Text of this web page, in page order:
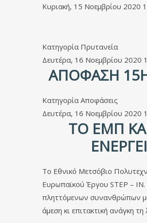
Κυριακή, 15 Νοεμβρίου 2020
Κατηγορία Πρυτανεία
Δευτέρα, 16 Νοεμβρίου 2020
ΑΠΌΦΑΣΗ
Κατηγορία Αποφάσεις
Δευτέρα, 16 Νοεμβρίου 2020
ΤΟ ΕΜΠ
Το Εθνικό Μετσόβιο
Ευρωπαϊκού Έργου STEP – IN.
πληττόμενων συνανθρώπων
άμεση κι επιτακτική ανάγκη